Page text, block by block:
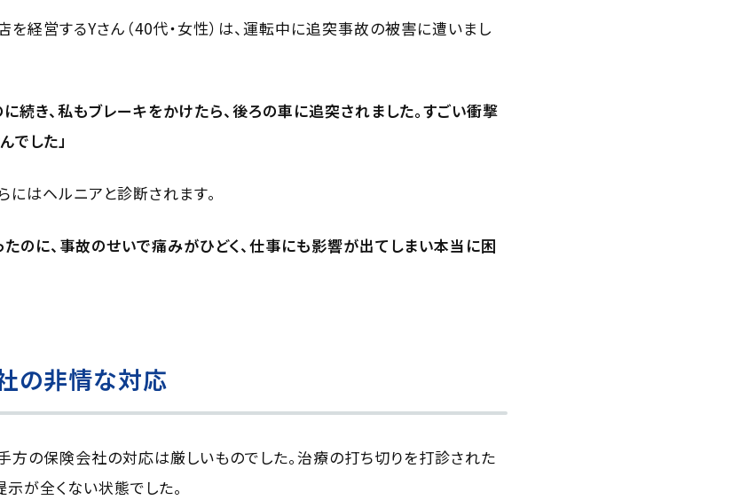
経営するYさん（40代・女性）は、運転中に追突事故の被害に遭いまし
続き、私もブレーキをかけたら、後ろの車に追突されました。すごい衝撃
でした」
にはヘルニアと診断されます。
のに、事故のせいで痛みがひどく、仕事にも影響が出てしまい本当に困
の非情な対応
方の保険会社の対応は厳しいものでした。治療の打ち切りを打診された
が全くない状態でした。